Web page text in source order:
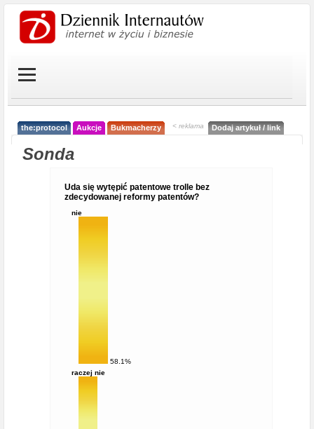
the:protocol Aukcje Bukmacherzy < reklama Dodaj artykuł / link
Sonda
Uda się wytępić patentowe trolle bez
zdecydowanej reformy patentów?
nie
58.1%
raczej nie